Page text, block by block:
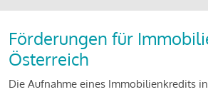
Förderungen für
Österreich
Die Aufnahme eines Immobilienkredits